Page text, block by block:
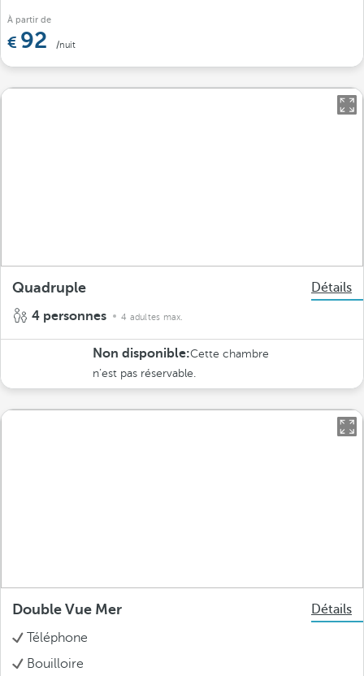
À partir de
92 /nuit
Quadruple
Détails
4 personnes
4 adultes max.
Non disponible:Cette chambre
n’est pas réservable.
Double Vue Mer
Détails
Téléphone
Bouilloire